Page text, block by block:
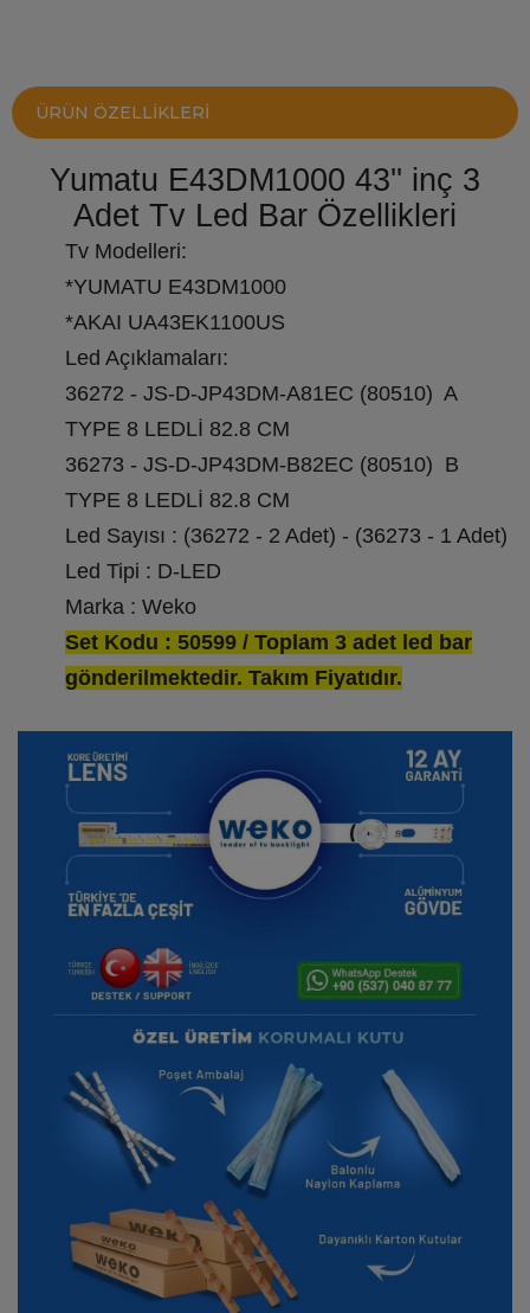
ÜRÜN ÖZELLIKLERI
Yumatu E43DM1000 43'' inç 3
Adet Tv Led Bar Özellikleri
Tv Modelleri:
*YUMATU E43DM1000
*AKAI UA43EK1100US
Led Açıklamaları:
36272 - JS-D-JP43DM-A81EC (80510) A
TYPE 8 LEDLİ 82.8 CM
36273 - JS-D-JP43DM-B82EC (80510) B
TYPE 8 LEDLİ 82.8 CM
Led Sayısı : (36272 - 2 Adet) - (36273 - 1 Adet)
Led Tipi : D-LED
Marka : Weko
Set Kodu : 50599 / Toplam 3 adet led bar
gönderilmektedir. Takım Fiyatıdır.